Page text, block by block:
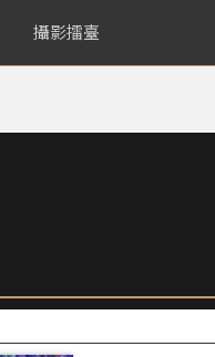
攝影擂臺